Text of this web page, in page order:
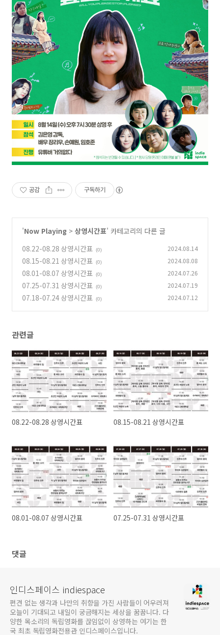
공감 구독하기
'Now Playing > 상영시간표' 카테고리의 다른 글
08.22-08.28 상영시간표 (0) 2024.08.14
08.15-08.21 상영시간표 (0) 2024.08.08
08.01-08.07 상영시간표 (0) 2024.07.26
07.25-07.31 상영시간표 (0) 2024.07.19
07.18-07.24 상영시간표 (0) 2024.07.12
관련글
08.22-08.28 상영시간표 08.15-08.21 상영시간표
08.01-08.07 상영시간표 07.25-07.31 상영시간표
댓글
인디스페이스 indiespace
편견 없는 생각과 나만의 취향을 가진 사람들이 어우러져
오늘이 기대되고 내일이 궁금해지는 세상을 꿈꿉니다. 다
양한 목소리의 독립영화를 끊임없이 상영하는 여기는 한
국 최초 독립영화전용관 인디스페이스입니다.